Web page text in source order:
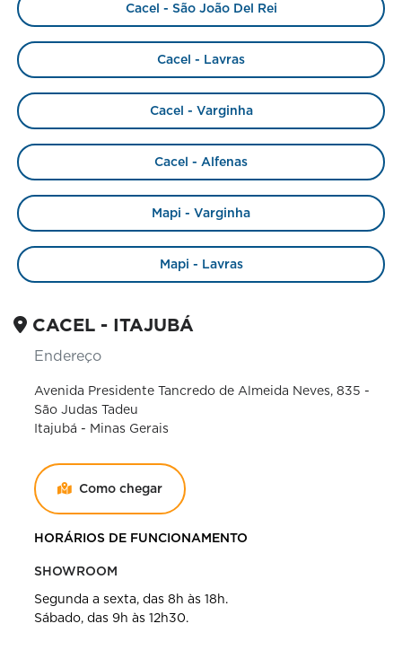
Cacel - São João Del Rei
Cacel - Lavras
Cacel - Varginha
Cacel - Alfenas
Mapi - Varginha
Mapi - Lavras
CACEL - ITAJUBÁ
Endereço
Avenida Presidente Tancredo de Almeida Neves, 835 -
São Judas Tadeu
Itajubá - Minas Gerais
Como chegar
HORÁRIOS DE FUNCIONAMENTO
SHOWROOM
Segunda a sexta, das 8h às 18h.
Sábado, das 9h às 12h30.